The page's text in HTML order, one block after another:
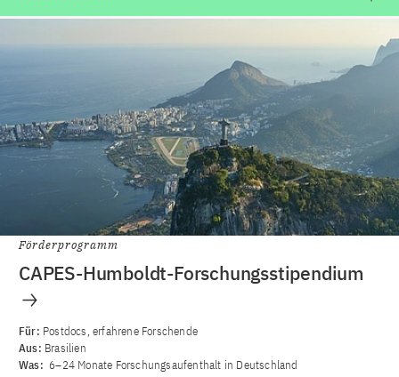
Förderprogramm
CAPES-Humboldt-Forschungsstipendium
Für: Postdocs, erfahrene Forschende
Aus: Brasilien
Was: 6–24 Monate Forschungsaufenthalt in Deutschland